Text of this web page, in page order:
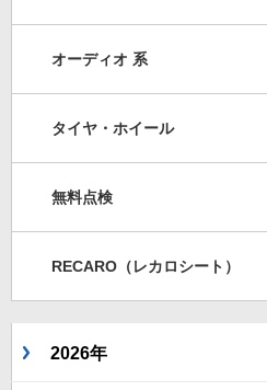
オーディオ 系
タイヤ・ホイール
無料点検
RECARO（レカロシート）
2026年